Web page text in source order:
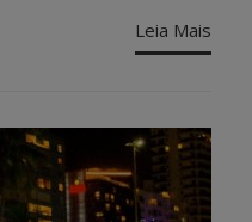
Leia Mais